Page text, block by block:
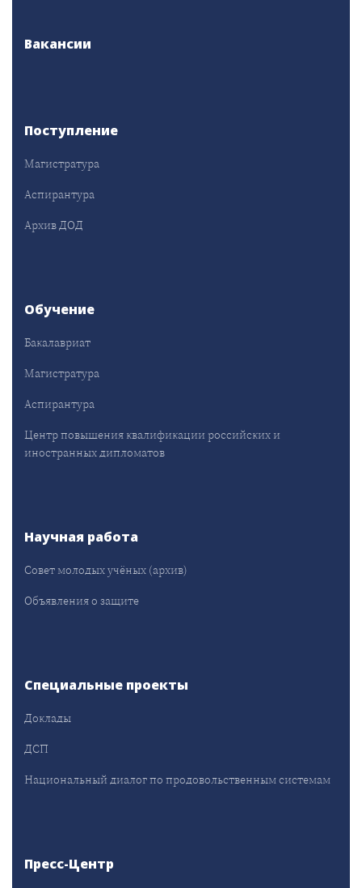
Вакансии
Поступление
Магистратура
Аспирантура
Архив ДОД
Обучение
Бакалавриат
Магистратура
Аспирантура
Центр повышения квалификации российских и
иностранных дипломатов
Научная работа
Совет молодых учёных (архив)
Объявления о защите
Специальные проекты
Доклады
ДСП
Национальный диалог по продовольственным системам
Пресс-Центр